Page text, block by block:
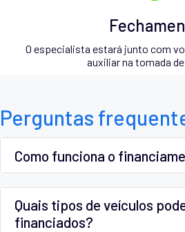
O especialista estará junto com
auxiliar na tomada
Perguntas
Como funciona o
Quais tipos de veículos
financiados?